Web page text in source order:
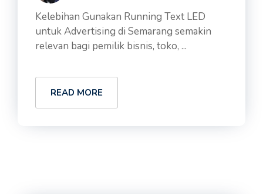
Kelebihan Gunakan Running Text LED
untuk Advertising di Semarang semakin
relevan bagi pemilik bisnis, toko, ...
READ MORE